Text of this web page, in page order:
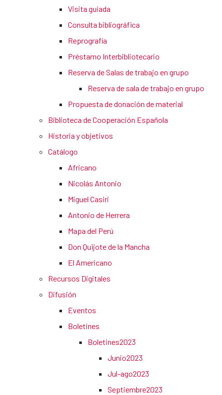
Visita guiada
Consulta bibliográfica
Reprografía
Préstamo Interbibliotecario
Reserva de Salas de trabajo en grupo
Reserva de sala de trabajo en grupo
Propuesta de donación de material
Biblioteca de Cooperación Española
Historia y objetivos
Catálogo
Africano
Nicolás Antonio
Miguel Casiri
Antonio de Herrera
Mapa del Perú
Don Quijote de la Mancha
El Americano
Recursos Digitales
Difusión
Eventos
Boletines
Boletines2023
Junio2023
Jul-ago2023
Septiembre2023